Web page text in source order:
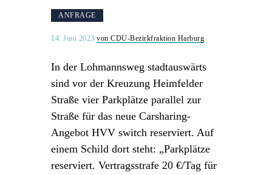
ANFRAGE
14. Juni 2023 von CDU-Bezirkfraktion Harburg
In der Lohmannsweg stadtauswärts
sind vor der Kreuzung Heimfelder
Straße vier Parkplätze parallel zur
Straße für das neue Carsharing-
Angebot HVV switch reserviert. Auf
einem Schild dort steht: „Parkplätze
reserviert. Vertragsstrafe 20 €/Tag für